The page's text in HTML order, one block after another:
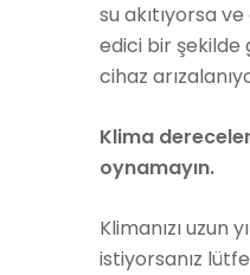
su akıtıyorsa
edici bir şekilde
cihaz
Klima
oynamayın.
Klimanızı uzun
istiyorsanız